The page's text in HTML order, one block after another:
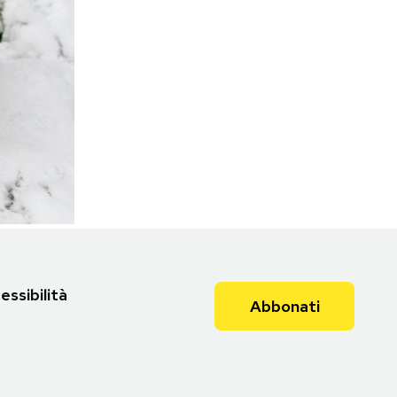
Abbonati